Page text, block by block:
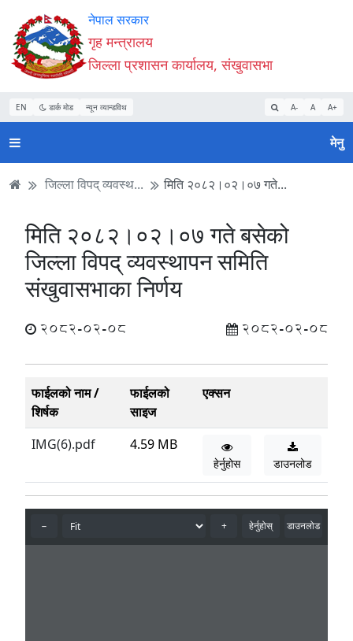
Accessibility
Mode
सुरु
गर्नुहोस्
सामाग्री
पढ्नुहाेस्
नेभिगेसन
पढ्नुहाेस्
वेबसाइट
खोजमा
जानुहोस्
नेपाल सरकार
गृह मन्त्रालय
जिल्ला प्रशासन कार्यालय, संखुवासभा
EN डार्क मोड न्यून व्यान्डविथ A- A A+
मेनु
जिल्ला विपद् व्यवस्थ... मिति २०८२।०२।०७ गते...
मिति २०८२।०२।०७ गते बसेको
जिल्ला विपद् व्यवस्थापन समिति
संखुवासभाका निर्णय
2082-02-08 2082-02-08
फाईलको नाम /
शिर्षक
फाईलको
साइज
एक्सन
IMG(6).pdf 4.59 MB
हेर्नुहोस डाउनलोड